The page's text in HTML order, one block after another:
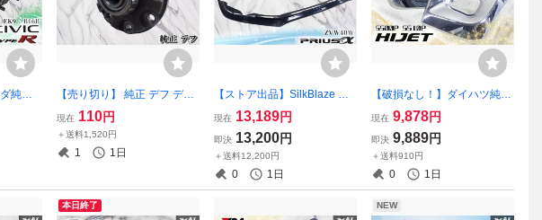
純正 E
ッド
部品
【売り切り】 純正 デフ デフ
玉 単体 サイドベアリング付
駆動部品 純正部品 純正パー
ツ 業者出品 激安魔王 ●
現在 110円
＋送料1,520円
1 1日
【ストア出品】SilkBlaze シ
ルクブレイズ ZVW40W プリ
ウスα フロントスポイラー リ
ップスポイラー ハーフスポ
イラー FRP 激安魔王
現在 13,189円
即決 13,200円
＋送料12,200円
0 1日
【破損なし！】ダイハツ純正
S500P S510P ハイゼット フ
ォグランプ フォグライト カ
バー 左右セット メッキ 8121
6-B5060 激安魔王
現在 9,878円
即決 9,889円
＋送料910円
0 1日
本日終了 NEW